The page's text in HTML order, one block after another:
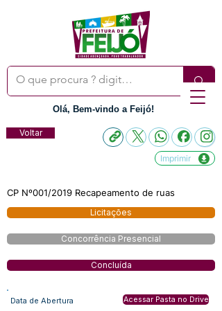
Olá, Bem-vindo a Feijó!
Voltar
Imprimir
CP Nº001/2019 Recapeamento de ruas
Licitações
Concorrência Presencial
Concluída
Data de Abertura Acessar Pasta no Drive